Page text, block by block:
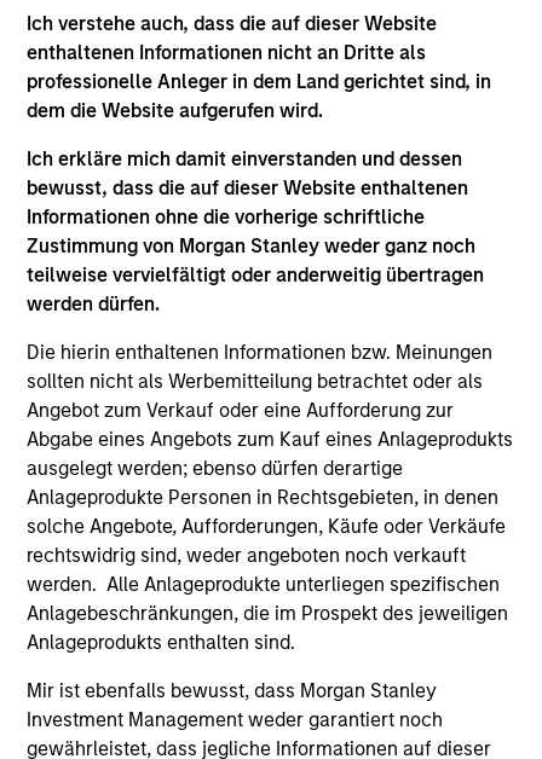
Ich verstehe auch, dass die auf dieser Website
enthaltenen Informationen nicht an Dritte als
professionelle Anleger in dem Land gerichtet sind, in
dem die Website aufgerufen wird.
Ich erkläre mich damit einverstanden und dessen
bewusst, dass die auf dieser Website enthaltenen
Informationen ohne die vorherige schriftliche
Zustimmung von Morgan Stanley weder ganz noch
teilweise vervielfältigt oder anderweitig übertragen
werden dürfen.
Die hierin enthaltenen Informationen bzw. Meinungen
sollten nicht als Werbemitteilung betrachtet oder als
Angebot zum Verkauf oder eine Aufforderung zur
Abgabe eines Angebots zum Kauf eines Anlageprodukts
ausgelegt werden; ebenso dürfen derartige
Anlageprodukte Personen in Rechtsgebieten, in denen
solche Angebote, Aufforderungen, Käufe oder Verkäufe
rechtswidrig sind, weder angeboten noch verkauft
werden. Alle Anlageprodukte unterliegen spezifischen
Anlagebeschränkungen, die im Prospekt des jeweiligen
Anlageprodukts enthalten sind.
Mir ist ebenfalls bewusst, dass Morgan Stanley
Investment Management weder garantiert noch
gewährleistet, dass jegliche Informationen auf dieser
Business Centre, 6B route de Trèves, L-2633
Senningerberg, R.C.S. Luxemburg B 29 192, erhältlich.
Informationen in Bezug auf Nachhaltigkeitsaspekte des
Fonds und die Zusammenfassung der Anlegerrechte
Italienische Anleger sollten darüber hinaus das
„Erweiterte Zeichnungsformular“ und alle Anleger aus
Hongkong den Abschnitt „Zusätzliche Informationen für
Anleger aus Hongkong“ im Verkaufsprospekt beachten.
Deutschsprachige Exemplare des Verkaufsprospekts, des
KID oder des KIID, der Statuten der Gesellschaft und der
Jahres- und Halbjahresberichte sowie zusätzliche
erhältlich. Die Schweizer Vertretung ist Carnegie Fund
Services S.A., 11, rue du Général-Dufour, 1204 Genf,
Schweiz. Die Schweizer Zahlstelle ist Banque Cantonale
de Genève, 17, quai de l’Ile, 1204 Genf, Schweiz.
Beendet die Verwaltungsgesellschaft des entsprechenden
Fonds ihre Vereinbarung zur Vermarktung dieses Fonds in
einem Land des EWR, in dem dieser für den Verkauf
registriert ist, so geschieht dies in Übereinstimmung mit
den OGAW-Vorschriften.
Mit dem Fonds verbundene Begriffe und
Begriffsbestimmungen können Sie unserer Seite mit
demGlossarentnehmen.
Performanceangaben werden auf Basis der
Nettoinventarwerte (NAV) und abzüglich Gebühren
berechnet. Provisionen und Kosten, die bei der Ausgabe